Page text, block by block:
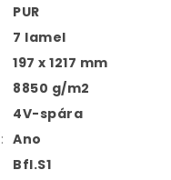
PUR
7 lamel
197 x 1217 mm
8850 g/m2
4V-spára
: Ano
Bfl.S1